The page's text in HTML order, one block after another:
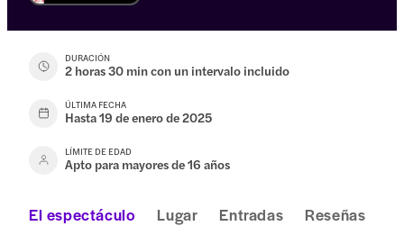
DURACIÓN
2 horas 30 min con un intervalo incluido
ÚLTIMA FECHA
Hasta 19 de enero de 2025
LÍMITE DE EDAD
Apto para mayores de 16 años
El espectáculo Lugar Entradas Reseñas